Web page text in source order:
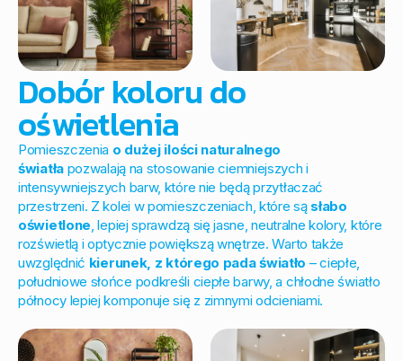
Dobór koloru do
oświetlenia
Pomieszczenia o dużej ilości naturalnego
światłapozwalają na stosowanie ciemniejszych i
intensywniejszych barw, które nie będą przytłaczać
przestrzeni. Z kolei w pomieszczeniach, które są słabo
oświetlone , lepiej sprawdzą się jasne, neutralne kolory, które
rozświetlą i optycznie powiększą wnętrze. Warto także
uwzględnić kierunek, z którego pada światło – ciepłe,
południowe słońce podkreśli ciepłe barwy, a chłodne światło
północy lepiej komponuje się z zimnymi odcieniami.